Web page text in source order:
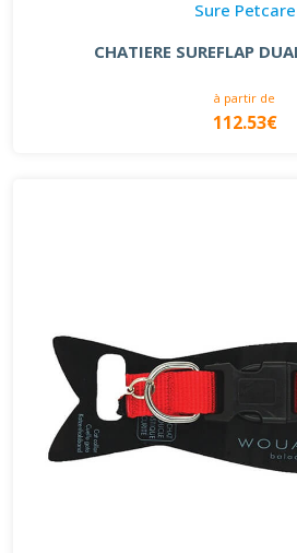
Sure Petcare
CHATIERE SUREFLAP
à partir de
112.53€